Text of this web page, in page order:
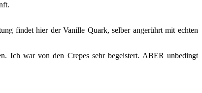
findet hier der Vanille Quark, selber angerührt mit echten
Ich war von den Crepes sehr begeistert. ABER unbedingt